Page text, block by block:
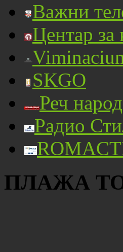
Важни
Центар за
SKGO
Реч
Радио
ПЛАЖА